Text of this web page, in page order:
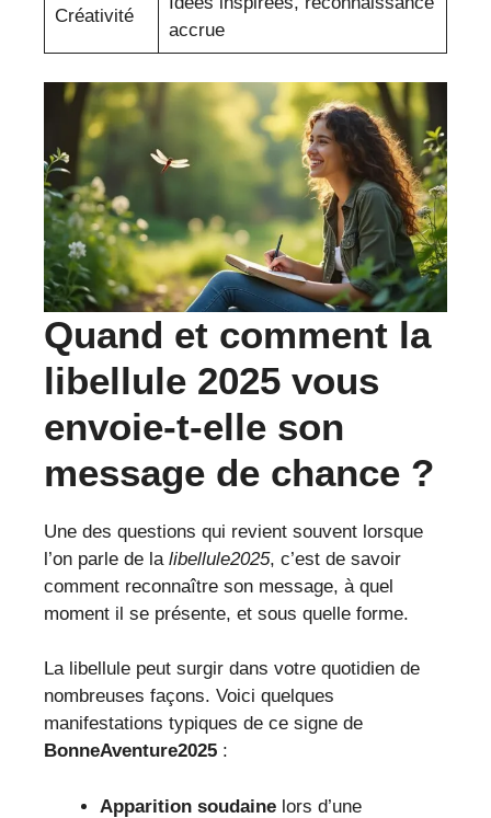
Créativité
accrue
Quand et comment la
libellule 2025 vous
envoie-t-elle son
message de chance ?
Une des questions qui revient souvent lorsque
l’on parle de la libellule2025, c’est de savoir
comment reconnaître son message, à quel
moment il se présente, et sous quelle forme.
La libellule peut surgir dans votre quotidien de
nombreuses façons. Voici quelques
manifestations typiques de ce signe de
BonneAventure2025 :
Apparition soudaine lors d’une